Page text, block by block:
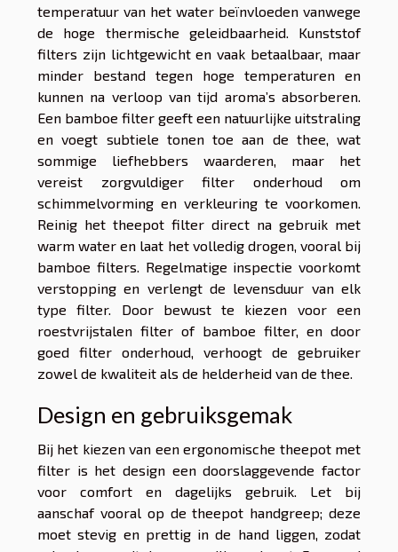
temperatuur van het water beïnvloeden vanwege
de hoge thermische geleidbaarheid. Kunststof
filters zijn lichtgewicht en vaak betaalbaar, maar
minder bestand tegen hoge temperaturen en
kunnen na verloop van tijd aroma’s absorberen.
Een bamboe filter geeft een natuurlijke uitstraling
en voegt subtiele tonen toe aan de thee, wat
sommige liefhebbers waarderen, maar het
vereist zorgvuldiger filter onderhoud om
schimmelvorming en verkleuring te voorkomen.
Reinig het theepot filter direct na gebruik met
warm water en laat het volledig drogen, vooral bij
bamboe filters. Regelmatige inspectie voorkomt
verstopping en verlengt de levensduur van elk
type filter. Door bewust te kiezen voor een
roestvrijstalen filter of bamboe filter, en door
goed filter onderhoud, verhoogt de gebruiker
zowel de kwaliteit als de helderheid van de thee.
Design en gebruiksgemak
Bij het kiezen van een ergonomische theepot met
filter is het design een doorslaggevende factor
voor comfort en dagelijks gebruik. Let bij
aanschaf vooral op de theepot handgreep; deze
moet stevig en prettig in de hand liggen, zodat